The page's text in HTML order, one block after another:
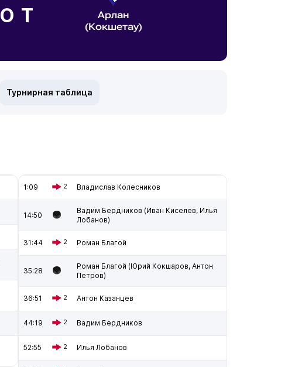
ОТ
Арлан
(Кокшетау)
Турнирная таблица
1:09 2 Владислав Колесников
14:50
Вадим Бердников (Иван Киселев, Илья
Лобанов)
31:44 2 Роман Благой
35:28
Роман Благой (Юрий Кокшаров, Антон
Петров)
36:51 2 Антон Казанцев
44:19 2 Вадим Бердников
52:55 2 Илья Лобанов